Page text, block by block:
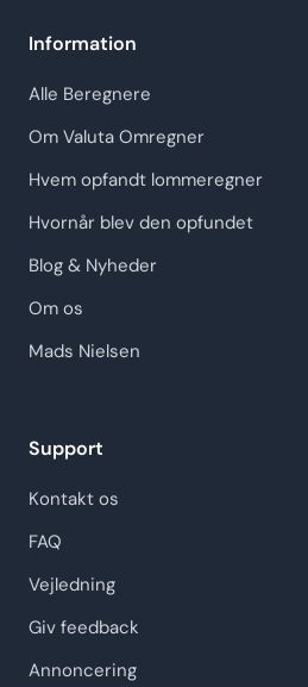
Information
Alle Beregnere
Om Valuta Omregner
Hvem opfandt lommeregner
Hvornår blev den opfundet
Blog & Nyheder
Om os
Mads Nielsen
Support
Kontakt os
FAQ
Vejledning
Giv feedback
Annoncering